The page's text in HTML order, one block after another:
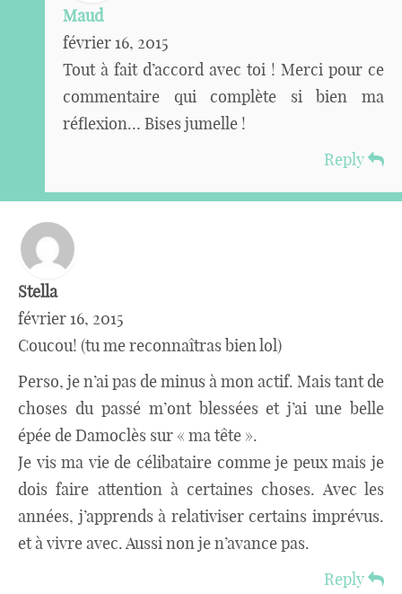
Maud
février 16, 2015
Tout à fait d’accord avec toi ! Merci pour ce
commentaire qui complète si bien ma
réflexion… Bises jumelle !
Reply
Stella
février 16, 2015
Coucou! (tu me reconnaîtras bien lol)
Perso, je n’ai pas de minus à mon actif. Mais tant de
choses du passé m’ont blessées et j’ai une belle
épée de Damoclès sur « ma tête ».
Je vis ma vie de célibataire comme je peux mais je
dois faire attention à certaines choses. Avec les
années, j’apprends à relativiser certains imprévus.
et à vivre avec. Aussi non je n’avance pas.
Reply